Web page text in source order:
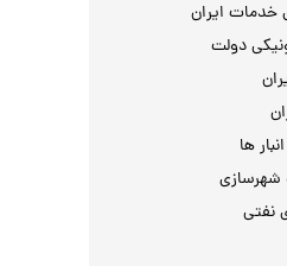
خدمات ایران
دولت
ها
شهرسازی
نفتی